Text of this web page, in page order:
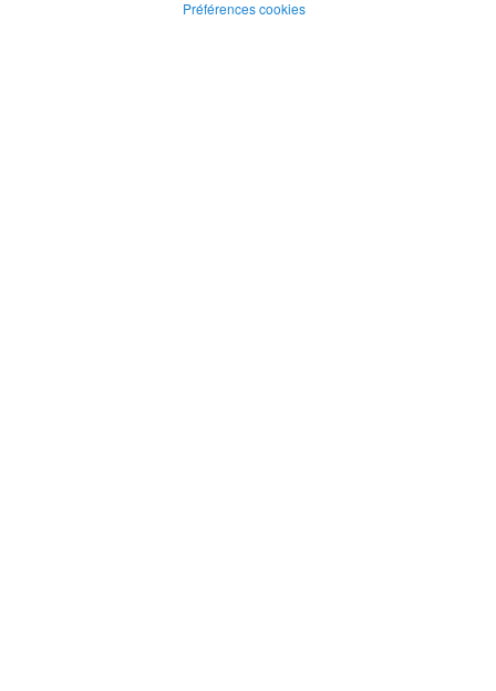
Préférences cookies